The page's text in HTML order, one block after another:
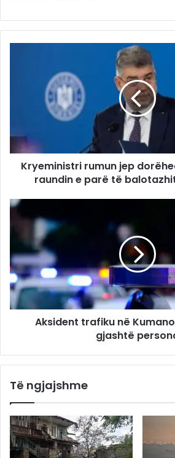
Kryeministri rumun jep
raundin e parë të
Aksident trafiku në
gjashtë
Të ngjajshme